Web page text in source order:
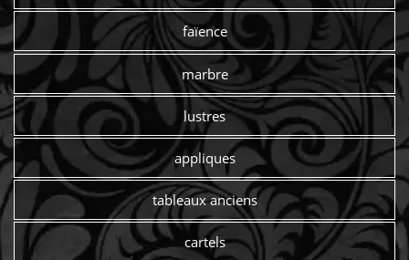
faïence
marbre
lustres
appliques
tableaux anciens
cartels